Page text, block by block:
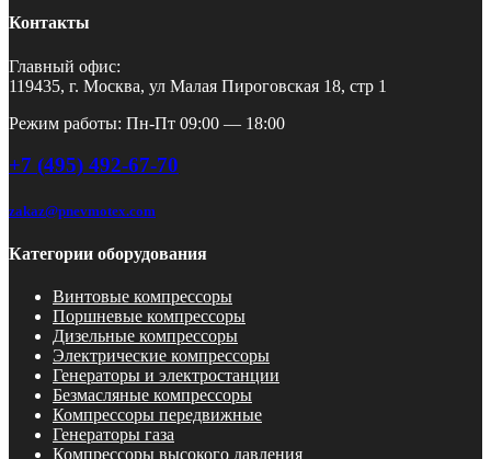
Контакты
Главный офис:
119435, г. Москва, ул Малая Пироговская 18, стр 1
Режим работы: Пн-Пт 09:00 — 18:00
+7 (495) 492-67-70
zakaz@pnevmotex.com
Категории оборудования
Винтовые компрессоры
Поршневые компрессоры
Дизельные компрессоры
Электрические компрессоры
Генераторы и электростанции
Безмасляные компрессоры
Компрессоры передвижные
Генераторы газа
Компрессоры высокого давления